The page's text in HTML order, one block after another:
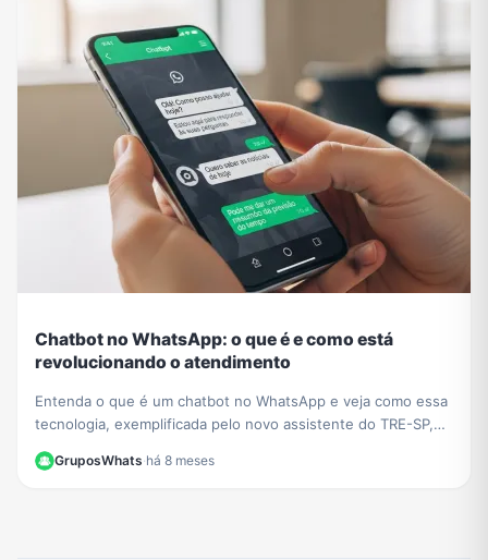
Chatbot no WhatsApp: o que é e como está
revolucionando o atendimento
Entenda o que é um chatbot no WhatsApp e veja como essa
tecnologia, exemplificada pelo novo assistente do TRE-SP,
GruposWhats·há 8 meses